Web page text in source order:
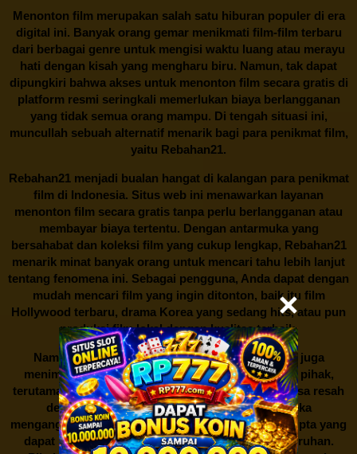
Menonton film merupakan salah satu hiburan populer di era
digital ini. Banyak orang gemar menikmati film-film terbaru
dari berbagai genre untuk mengisi waktu luang atau merayu
hati dengan kisah yang mengharu biru. Namun, tak dapat
dipungkiri bahwa akses untuk menonton film secara gratis di
platform resmi seringkali memerlukan biaya berlangganan
yang tidak semua orang mampu. Di tengah situasi ini,
muncullah sebuah alternatif menarik bagi para penikmat film,
yaitu Rebahan21.
Rebahan21menjadi bualan hangat di kalangan para penikmat
film di Indonesia. Situs web ini menawarkan layanan
menonton film secara gratis tanpa perlu berlangganan atau
membayar biaya tertentu. Dengan antarmuka yang
bersahabat dan koleksi film yang cukup lengkap, Rebahan21
menarik minat banyak orang untuk mencari tahu lebih lanjut
tentang fenomena ini. Sebagai pengguna, Anda dapat dengan
mudah mencari film yang ingin ditonton, baik itu film
Hollywood terbaru, drama Korea yang sedang hits, atau pun
produksi film lokal dengan kualitas terbaik.
Namun, seperti halnya cerita manis,Rebahan21juga
menimbulkan kontroversi di industri film. Banyak pihak,
terutama produsen film dan pemilik hak cipta, merasa resah
dengan maraknya situs-situs seperti ini. Mereka
menganggapnya sebagai bentuk pelanggaran hak cipta yang
dapat merugikan industri perfilman secara keseluruhan.